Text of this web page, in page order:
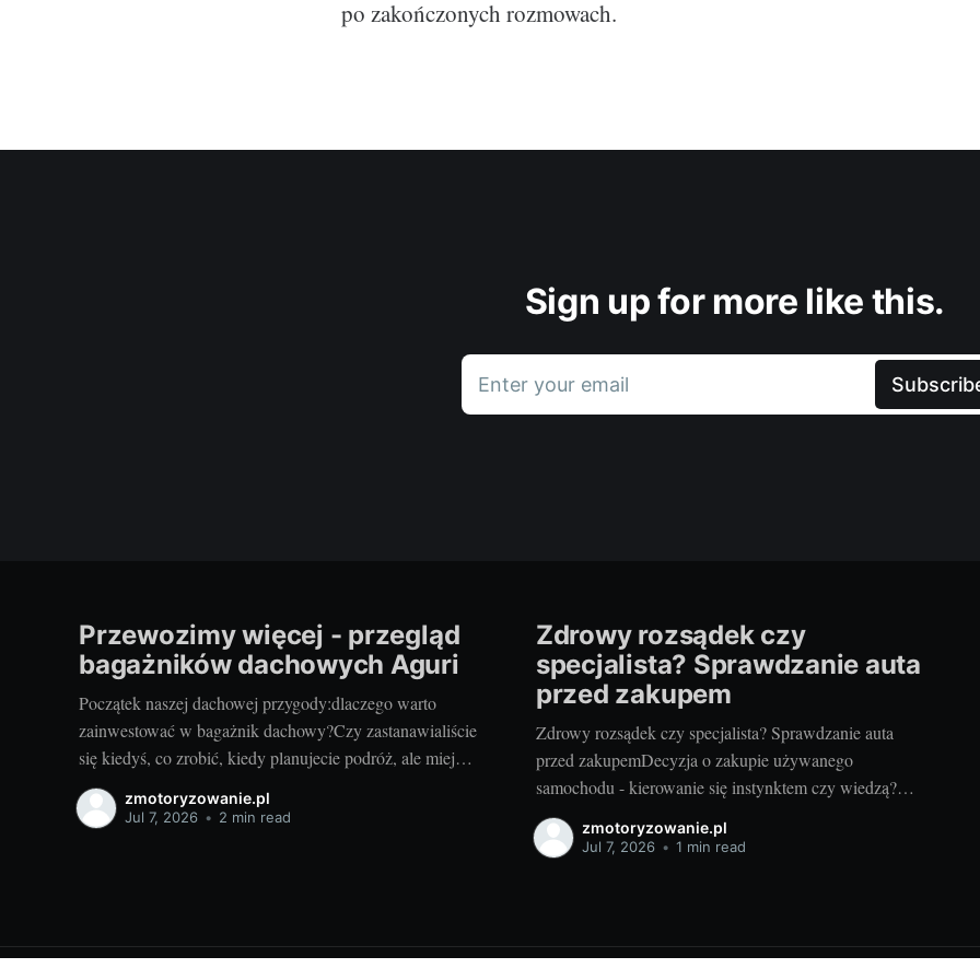
po zakończonych rozmowach.
Sign up for more like this.
Enter your email
Przewozimy więcej - przegląd
bagażników dachowych Aguri
Początek naszej dachowej przygody:dlaczego warto
zainwestować w bagażnik dachowy?Czy zastanawialiście
się kiedyś, co zrobić, kiedy planujecie podróż, ale miejsca
w bagażniku samochodowym zaczyna brakować?
Rozwiązaniem może być bagażnik dachowy! To
zmotoryzowanie.pl
Jul 7, 2026 • 2 min read
Zdrowy rozsądek czy
specjalista? Sprawdzanie auta
przed zakupem
Zdrowy rozsądek czy specjalista? Sprawdzanie auta
przed zakupemDecyzja o zakupie używanego
samochodu - kierowanie się instynktem czy wiedzą?
Każda decyzja o zainwestowaniu w używany samochód
to spore wyzwanie. Jako pasjonaci motoryzacji często
zmotoryzowanie.pl
Jul 7, 2026 • 1 min read